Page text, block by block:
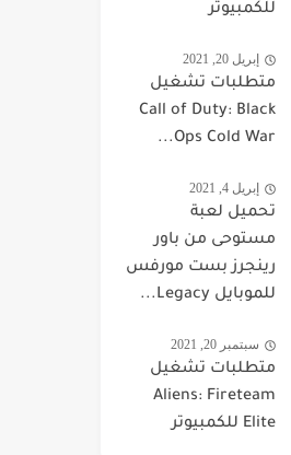
للكمبيوتر
إبريل 20, 2021
متطلبات تشغيل
Call of Duty: Black
Ops Cold War...
إبريل 4, 2021
تحميل لعبة
مستوحى من باور
رينجرز بست مورفس
للموبايل Legacy...
سبتمبر 20, 2021
متطلبات تشغيل
Aliens: Fireteam
Elite للكمبيوتر